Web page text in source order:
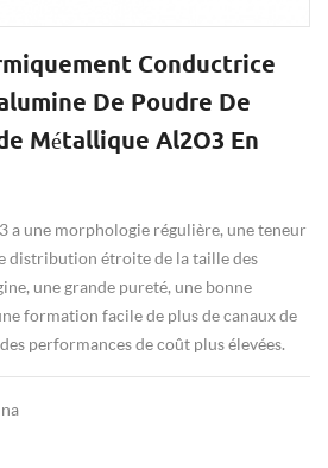
Conductrice
De Poudre De
Métallique Al2O3 En
a une morphologie régulière, une teneur
distribution étroite de la taille des
une grande pureté, une bonne
formation facile de plus de canaux de
performances de coût plus élevées.